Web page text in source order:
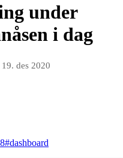
under
i dag
19. des 2020